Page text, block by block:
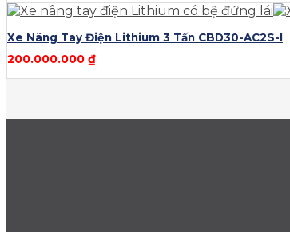
Xe Nâng Tay Điện Lithium 3 Tấn CBD30-AC2S-I
200.000.000 ₫